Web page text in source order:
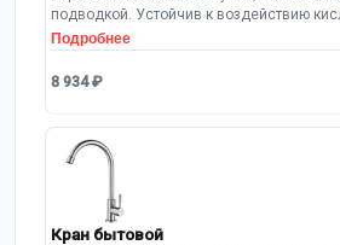
подводкой. Устойчив к воздействию
рабочее давление: 10 Бар.
Подробнее
8 934 ₽
Кран бытовой